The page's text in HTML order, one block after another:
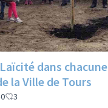
dans chacune
la Ville de Tours
0 3